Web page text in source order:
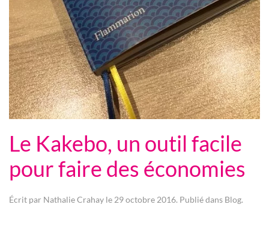
Le Kakebo, un outil facile
pour faire des économies
Écrit par Nathalie Crahay le 29 octobre 2016. Publié dans Blog.